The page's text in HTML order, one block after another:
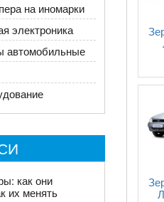
на иномарки
электроника
автомобильные
как они
их менять